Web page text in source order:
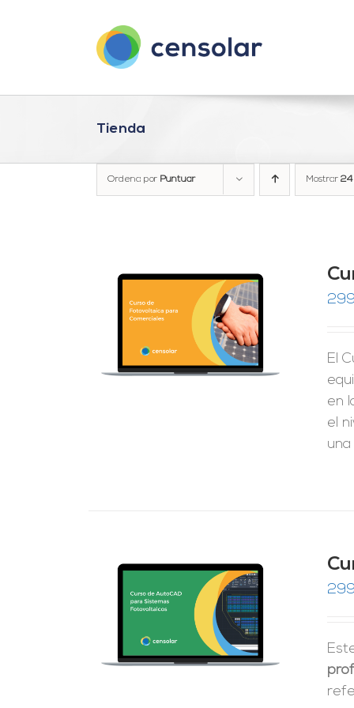
Tienda
Ordena por Puntuar Mostrar 24
El
en
el